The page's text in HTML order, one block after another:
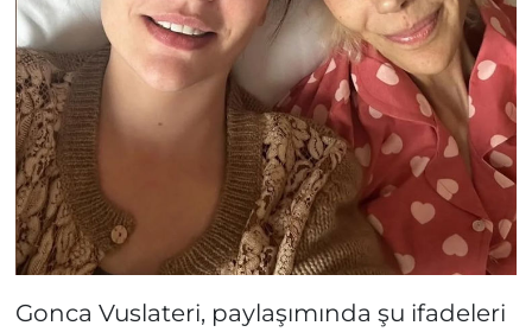
Gonca Vuslateri, paylaşımında şu ifadeleri